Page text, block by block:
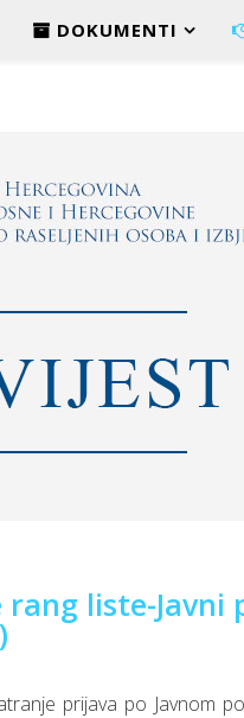
DOKUMENTI
liste-Javni
prijava po Javnom